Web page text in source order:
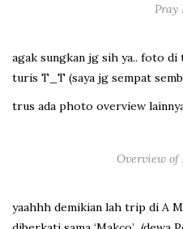
Pray
agak sungkan jg sih ya.. foto di
turis T_T (saya jg sempat
trus ada photo overview
Overview of
yaahhh demikian lah trip di A